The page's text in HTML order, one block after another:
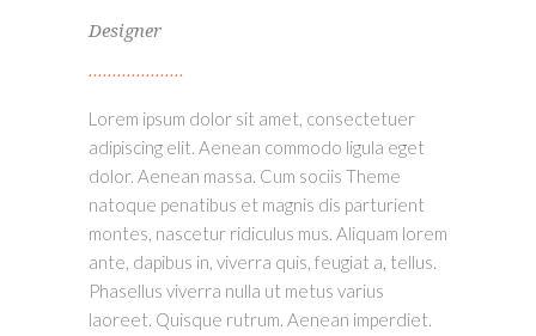
Designer
Lorem ipsum dolor sit amet, consectetuer
adipiscing elit. Aenean commodo ligula eget
dolor. Aenean massa. Cum sociis Theme
natoque penatibus et magnis dis parturient
montes, nascetur ridiculus mus. Aliquam lorem
ante, dapibus in, viverra quis, feugiat a, tellus.
Phasellus viverra nulla ut metus varius
laoreet. Quisque rutrum. Aenean imperdiet.